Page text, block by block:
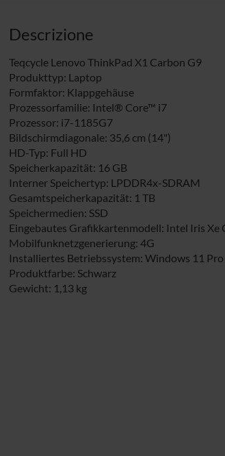
Descrizione
Teqcycle Lenovo ThinkPad X1 Carbon G9
Produkttyp: Laptop
Formfaktor: Klappgehäuse
Prozessorfamilie: Intel® Core™ i7
Prozessor: i7-1185G7
Bildschirmdiagonale: 35,6 cm (14")
HD-Typ: Full HD
Speicherkapazität: 16 GB
Interner Speichertyp: LPDDR4x-SDRAM
Gesamtspeicherkapazität: 1 TB
Speichermedien: SSD
Eingebautes Grafikkartenmodell: Intel Iris Xe
Mobilfunknetzgenerierung: 4G
Installiertes Betriebssystem: Windows 11 Pro
Produktfarbe: Schwarz
Gewicht: 1,13 kg